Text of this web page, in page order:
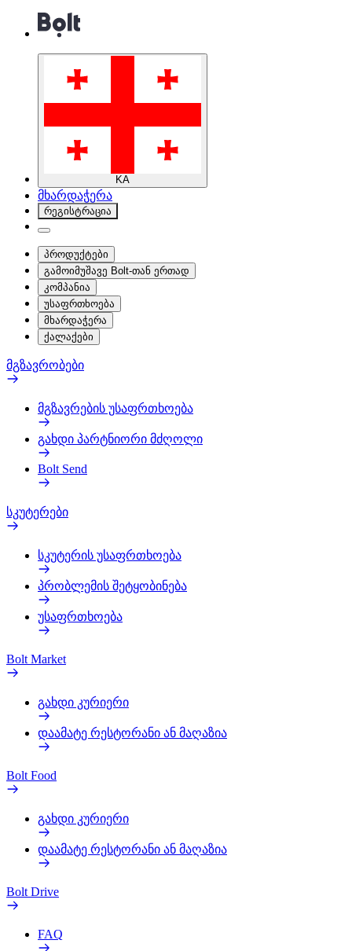
KA
მხარდაჭერა
რეგისტრაცია
პროდუქტები
გამოიმუშავე Bolt-თან ერთად
კომპანია
უსაფრთხოება
მხარდაჭერა
ქალაქები
მგზავრობები
მგზავრების უსაფრთხოება
გახდი პარტნიორი მძღოლი
Bolt Send
სკუტერები
სკუტერის უსაფრთხოება
პრობლემის შეტყობინება
უსაფრთხოება
Bolt Market
გახდი კურიერი
დაამატე რესტორანი ან მაღაზია
Bolt Food
გახდი კურიერი
დაამატე რესტორანი ან მაღაზია
Bolt Drive
FAQ